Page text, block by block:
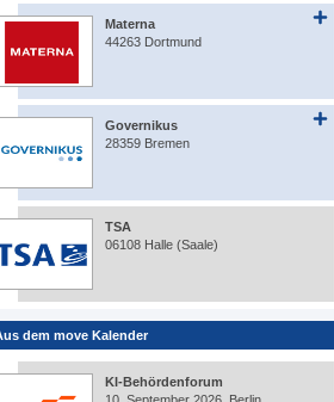
Materna
44263 Dortmund
Governikus
28359 Bremen
TSA
06108 Halle (Saale)
dem move Kalender
KI-Behördenforum